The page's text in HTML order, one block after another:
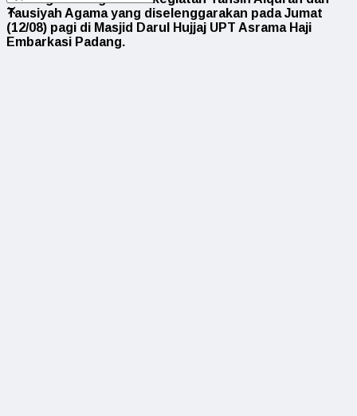
✕
Tausiyah Agama yang diselenggarakan pada Jumat
(12/08) pagi di Masjid Darul Hujjaj UPT Asrama Haji
Embarkasi Padang.